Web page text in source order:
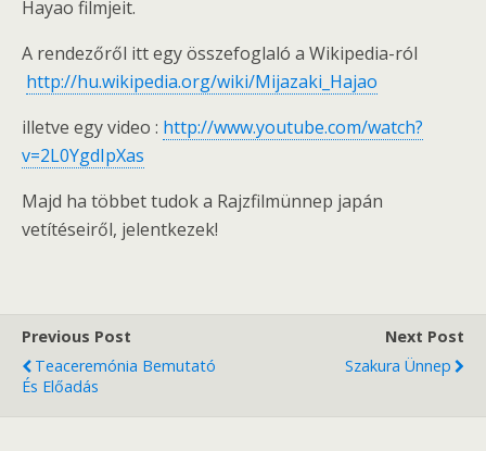
Hayao filmjeit.
A rendezőről itt egy összefoglaló a Wikipedia-ról
http://hu.wikipedia.org/wiki/Mijazaki_Hajao
illetve egy video : http://www.youtube.com/watch?
v=2L0YgdIpXas
Majd ha többet tudok a Rajzfilmünnep japán
vetítéseiről, jelentkezek!
Previous Post
Teaceremónia Bemutató
És Előadás
Next Post
Szakura Ünnep